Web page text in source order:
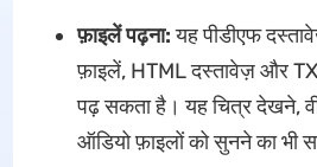
फ़ाइलें पढ़ना:यह पीडीएफ
फ़ाइलें, HTML दस्तावेज़ और
पढ़ सकता है। यह चित्र देखने,
ऑडियो फ़ाइलों को सुनने का भी